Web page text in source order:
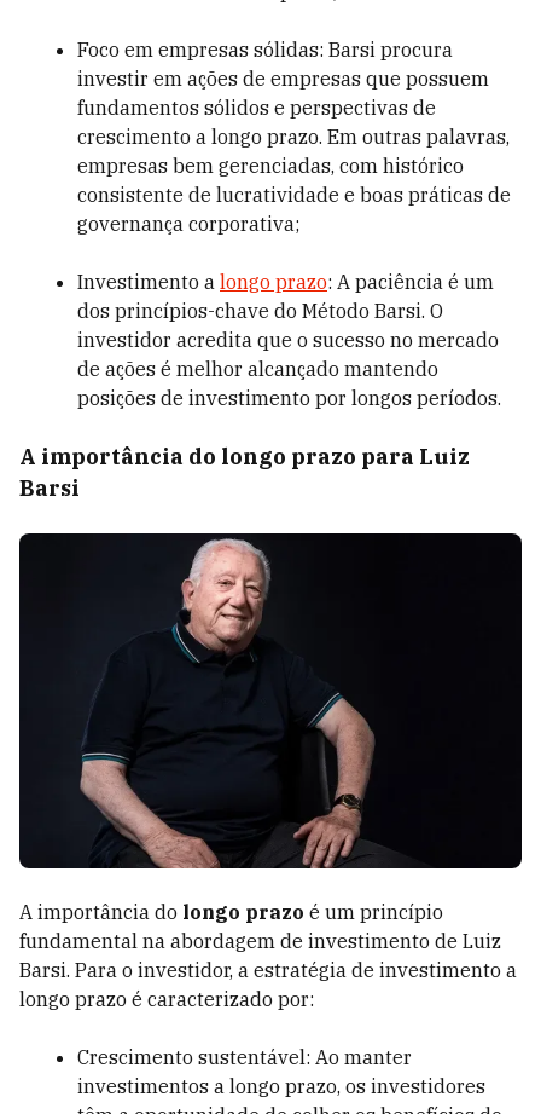
Foco em empresas sólidas: Barsi procura
investir em ações de empresas que possuem
fundamentos sólidos e perspectivas de
crescimento a longo prazo. Em outras palavras,
empresas bem gerenciadas, com histórico
consistente de lucratividade e boas práticas de
governança corporativa;
Investimento a longo prazo: A paciência é um
dos princípios-chave do Método Barsi. O
investidor acredita que o sucesso no mercado
de ações é melhor alcançado mantendo
posições de investimento por longos períodos.
A importância do longo prazo para Luiz
Barsi
A importância do longo prazo é um princípio
fundamental na abordagem de investimento de Luiz
Barsi. Para o investidor, a estratégia de investimento a
longo prazo é caracterizado por:
Crescimento sustentável: Ao manter
investimentos a longo prazo, os investidores